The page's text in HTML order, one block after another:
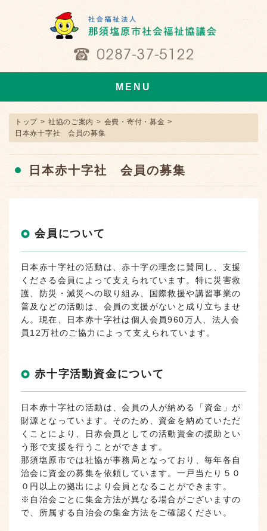
MENU
トップ > 社協のご案内 > 会費・寄付・募金 >
日本赤十字社 会員の募集
日本赤十字社 会員の募集
会員について
日本赤十字社の活動は、赤十字の理念に賛同し、支援
くださる会員によって支えられています。特に災害救
護、防災・減災への取り組み、国際救援や講習事業の
普及などの活動は、会員の支援がないと成り立ちませ
ん。現在、日本赤十字社は個人会員960万人、法人会
員12万社のご協力によって支えられています。
赤十字活動資金について
日本赤十字社の活動は、会員の人が納める「資金」が
財源となっています。そのため、資金を納めていただ
くことにより、日赤会員としての活動資金の援助とい
う形で支援を行うことができます。
那須塩原市では社協が事務局となっており、毎年各自
治会に資金の募集を依頼しています。一戸当たり５０
０円以上の拠出により会員となることができます。
※自治会ごとに集金方法が異なる場合がございますの
で、所属する自治会の集金方法をご確認ください。